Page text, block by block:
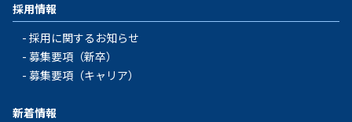
採用情報
採用に関するお知らせ
募集要項（新卒）
募集要項（キャリア）
新着情報